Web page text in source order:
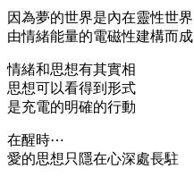
因為夢的世界是內在靈性世界
由情緒能量的電磁性建構而成
情緒和思想有其實相
思想可以看得到形式
是充電的明確的行動
在醒時⋯
愛的思想只隱在心深處長駐